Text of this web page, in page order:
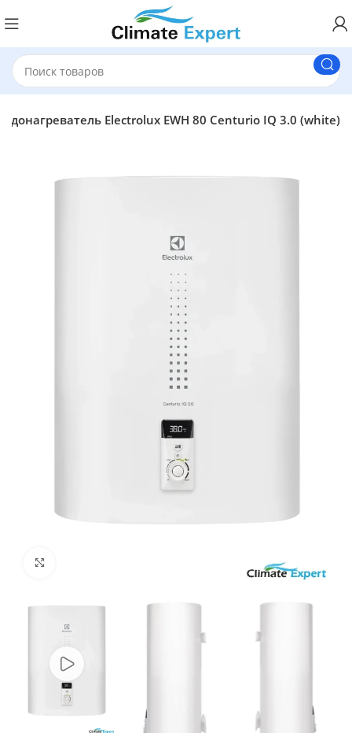
Electrolux EWH 80 Centurio IQ 3.0 (white)